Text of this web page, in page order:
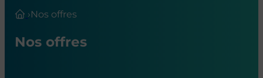
›Nos offres
Nos offres